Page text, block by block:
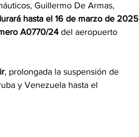
Guillermo De Armas,
hasta el 16 de marzo de 2025
A0770/24 del aeropuerto
, prolongada la suspensión de
y Venezuela hasta el